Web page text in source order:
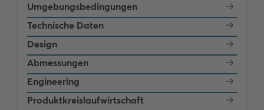
Umgebungsbedingungen
Technische Daten
Design
Abmessungen
Engineering
Produktkreislaufwirtschaft